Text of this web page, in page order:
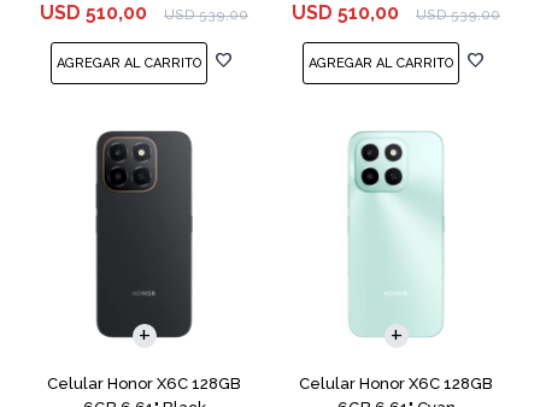
USD 510,00 USD 539,00 USD 510,00 USD 539,00
Celular Honor X6C 128GB
COMPARAR
Celular Honor X6C 128GB
COMPARAR